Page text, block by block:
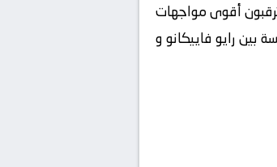
أقوى مواجهات
بين رايو فاييكانو و